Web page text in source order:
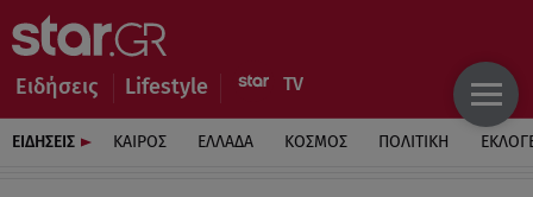
Ειδήσεις Lifestyle
ΕΙΔΗΣΕΙΣ ΚΑΙΡΟΣ ΕΛΛΑΔΑ ΚΟΣΜΟΣ ΠΟΛΙΤΙΚΗ